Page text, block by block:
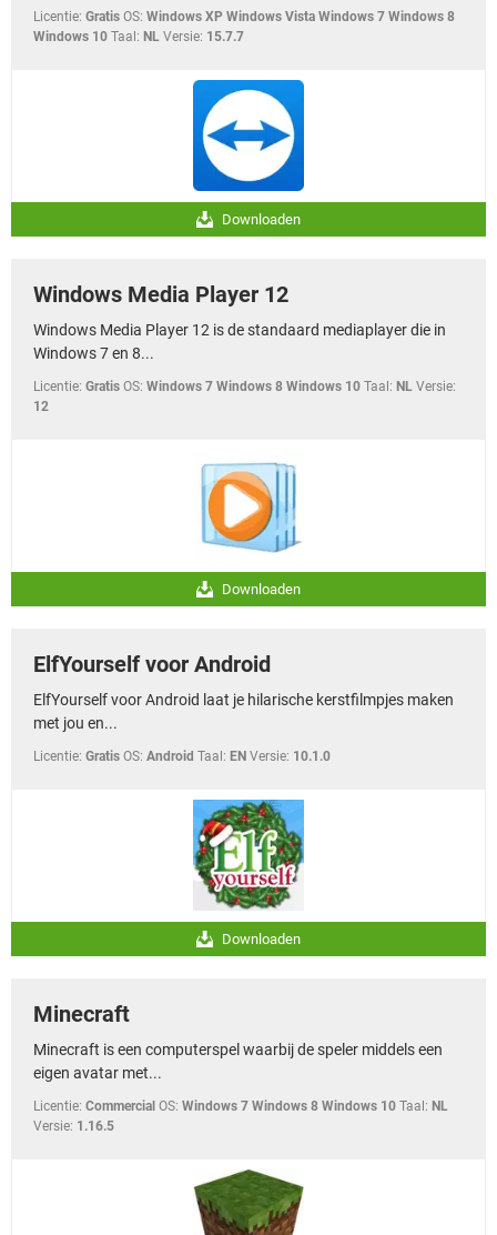
Licentie: Gratis OS: Windows XP Windows Vista Windows 7 Windows 8
Windows 10 Taal: NL Versie: 15.7.7
Downloaden
Windows Media Player 12
Windows Media Player 12 is de standaard mediaplayer die in
Windows 7 en 8...
Licentie: Gratis OS: Windows 7 Windows 8 Windows 10 Taal: NL Versie:
12
Downloaden
ElfYourself voor Android
ElfYourself voor Android laat je hilarische kerstfilmpjes maken
met jou en...
Licentie: Gratis OS: Android Taal: EN Versie: 10.1.0
Downloaden
Minecraft
Minecraft is een computerspel waarbij de speler middels een
eigen avatar met...
Licentie: Commercial OS: Windows 7 Windows 8 Windows 10 Taal: NL
Versie: 1.16.5